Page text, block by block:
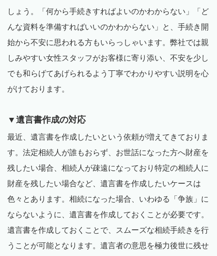
しょう。「何から手続きすればよいのかわからない」「ど
んな資料を準備すればいいのかわからない」と、手続き開
始から不安に思われる方もいらっしゃいます。弊社では親
しみやすい女性スタッフがお客様に寄り添い、不安を少し
でも和らげてあげられるよう丁寧でわかりやすい説明を心
がけております。
▼遺言書作成の対応
最近、遺言書を作成したいという依頼が増えてきておりま
す。法定相続人が誰もおらず、お世話になった方へ財産を
残したい場合、相続人が疎遠になっており特定の相続人に
財産を残したい場合など、遺言書を作成したいケースは
色々とあります。相続になった場合、いわゆる「争族」に
ならないように、遺言書を作成しておくことが必要です。
遺言書を作成しておくことで、スムーズな相続手続きを行
うことが可能となります。遺言者の意思を極力後世に残せ